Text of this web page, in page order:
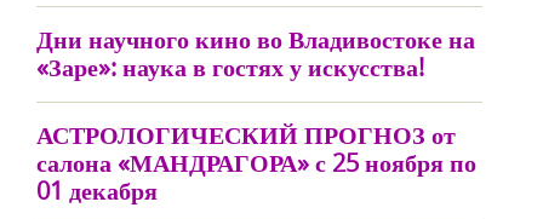
Дни научного кино во Владивостоке на
«Заре»: наука в гостях у искусства!
АСТРОЛОГИЧЕСКИЙ ПРОГНОЗ от
салона «МАНДРАГОРА» с 25 ноября по
01 декабря